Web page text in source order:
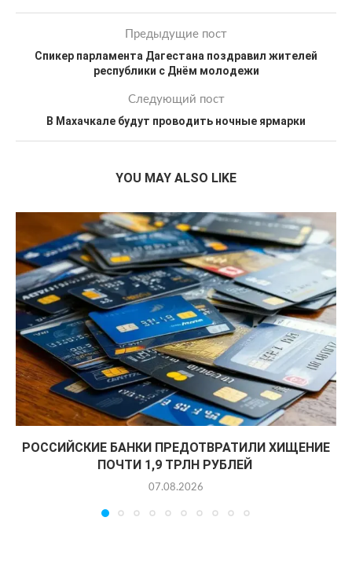
Предыдущие пост
Спикер парламента Дагестана поздравил жителей
республики с Днём молодежи
Следующий пост
В Махачкале будут проводить ночные ярмарки
YOU MAY ALSO LIKE
РОССИЙСКИЕ БАНКИ ПРЕДОТВРАТИЛИ ХИЩЕНИЕ
ПОЧТИ 1,9 ТРЛН РУБЛЕЙ
07.08.2026